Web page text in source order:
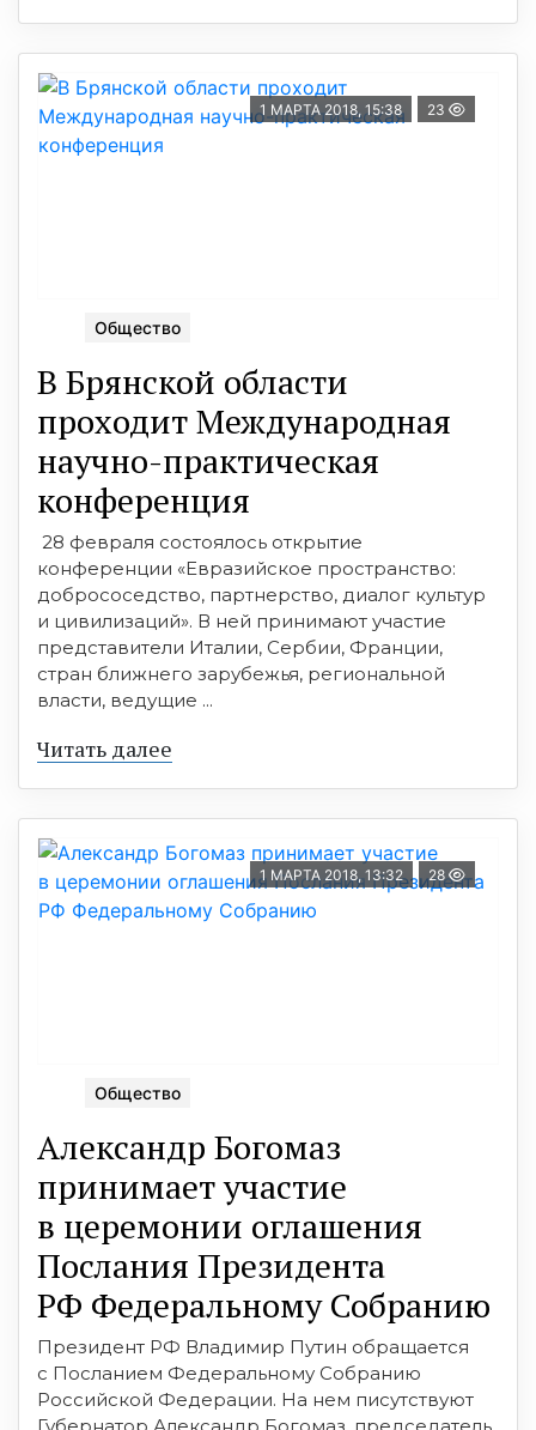
1 МАРТА 2018, 15:38 23
Общество
В Брянской области
проходит Международная
научно-практическая
конференция
28 февраля состоялось открытие
конференции «Евразийское пространство:
добрососедство, партнерство, диалог культур
и цивилизаций». В ней принимают участие
представители Италии, Сербии, Франции,
стран ближнего зарубежья, региональной
власти, ведущие ...
Читать далее
1 МАРТА 2018, 13:32 28
Общество
Александр Богомаз
принимает участие
в церемонии оглашения
Послания Президента
РФ Федеральному Собранию
Президент РФ Владимир Путин обращается
с Посланием Федеральному Собранию
Российской Федерации. На нем писутствуют